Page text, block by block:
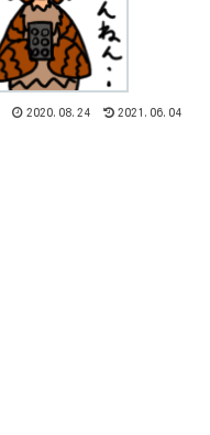
2020.08.24 2021.06.04